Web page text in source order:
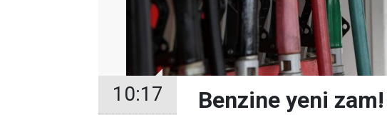
10:17 Benzine yeni zam!